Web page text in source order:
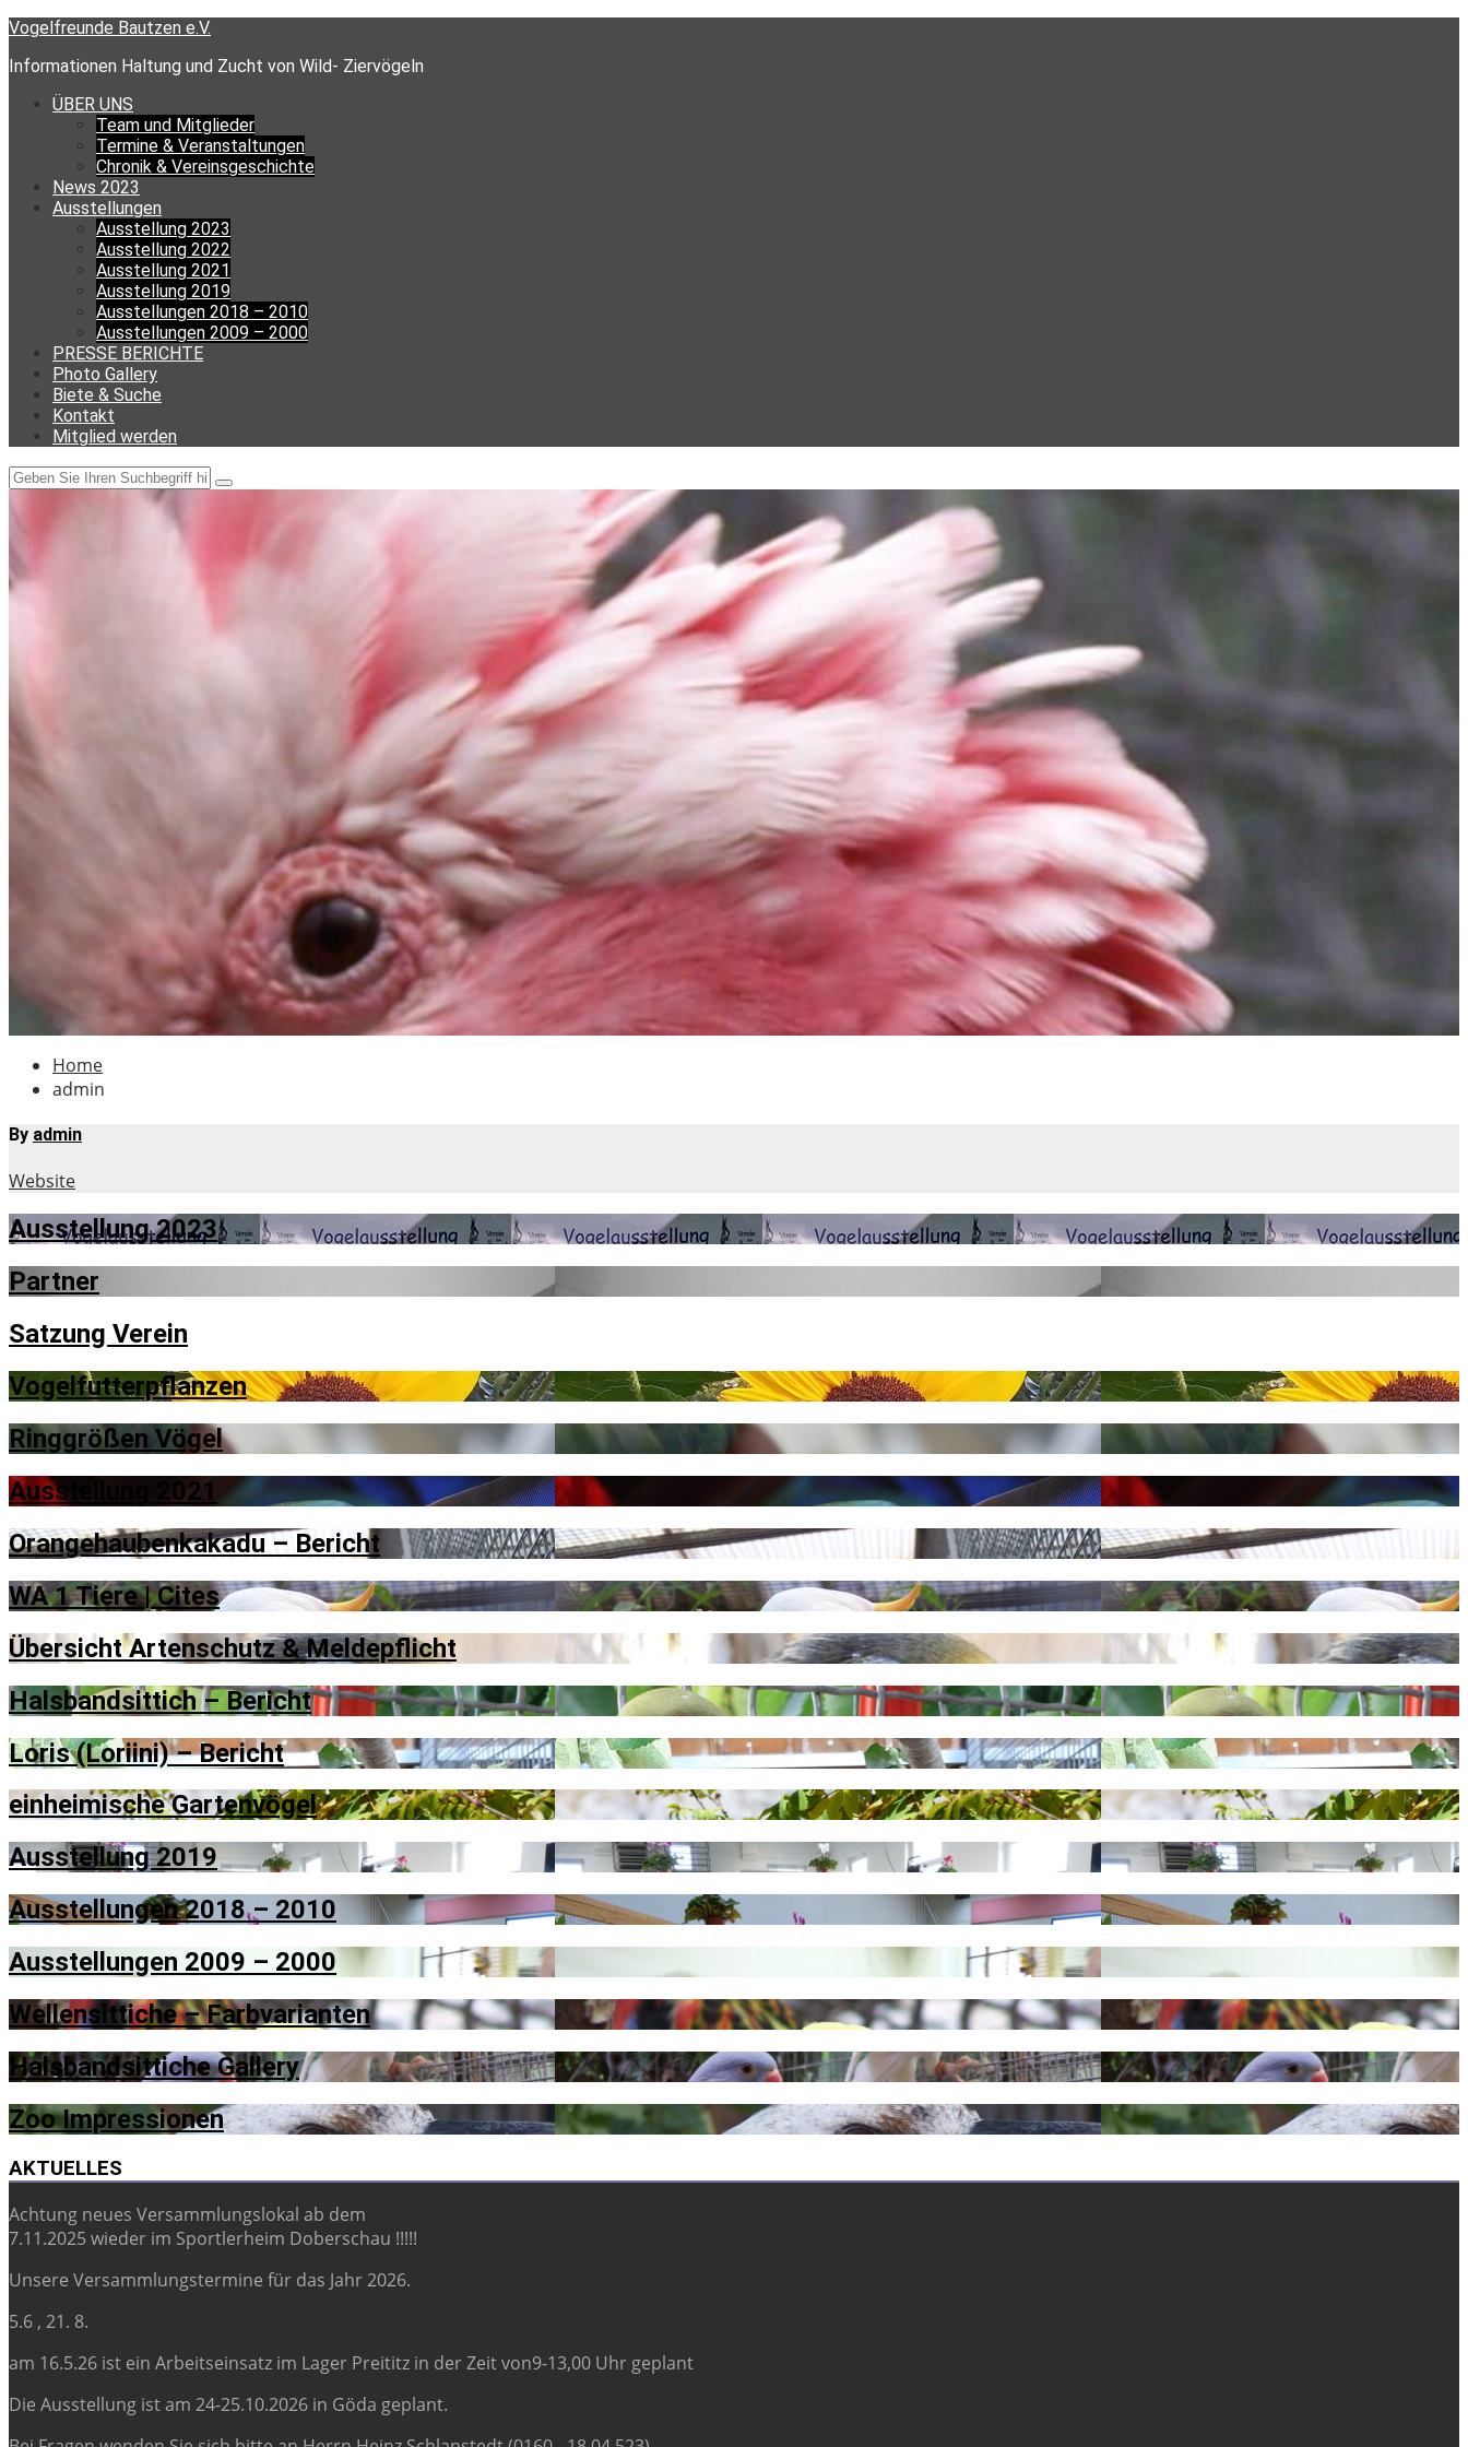
Skip
content
Vogelfreunde Bautzen e.V.
Informationen Haltung und Zucht von Wild- Ziervögeln
ÜBER UNS
Team und Mitglieder
Termine & Veranstaltungen
Chronik & Vereinsgeschichte
News 2023
Ausstellungen
Ausstellung 2023
Ausstellung 2022
Ausstellung 2021
Ausstellung 2019
Ausstellungen 2018 – 2010
Ausstellungen 2009 – 2000
PRESSE BERICHTE
Photo Gallery
Biete & Suche
Kontakt
Mitglied werden
Home
admin
By admin
Website
Ausstellung 2023
Partner
Satzung Verein
Vogelfutterpflanzen
Ringgrößen Vögel
Ausstellung 2021
Orangehaubenkakadu – Bericht
WA 1 Tiere | Cites
Übersicht Artenschutz & Meldepflicht
Halsbandsittich – Bericht
Loris (Loriini) – Bericht
einheimische Gartenvögel
Ausstellung 2019
Ausstellungen 2018 – 2010
Ausstellungen 2009 – 2000
Wellensittiche – Farbvarianten
Halsbandsittiche Gallery
Zoo Impressionen
AKTUELLES
Achtung neues Versammlungslokal ab dem
7.11.2025 wieder im Sportlerheim Doberschau !!!!!
Unsere Versammlungstermine für das Jahr 2026.
5.6 , 21. 8.
am 16.5.26 ist ein Arbeitseinsatz im Lager Preititz in der Zeit von9-13,00 Uhr geplant
Die Ausstellung ist am 24-25.10.2026 in Göda geplant.